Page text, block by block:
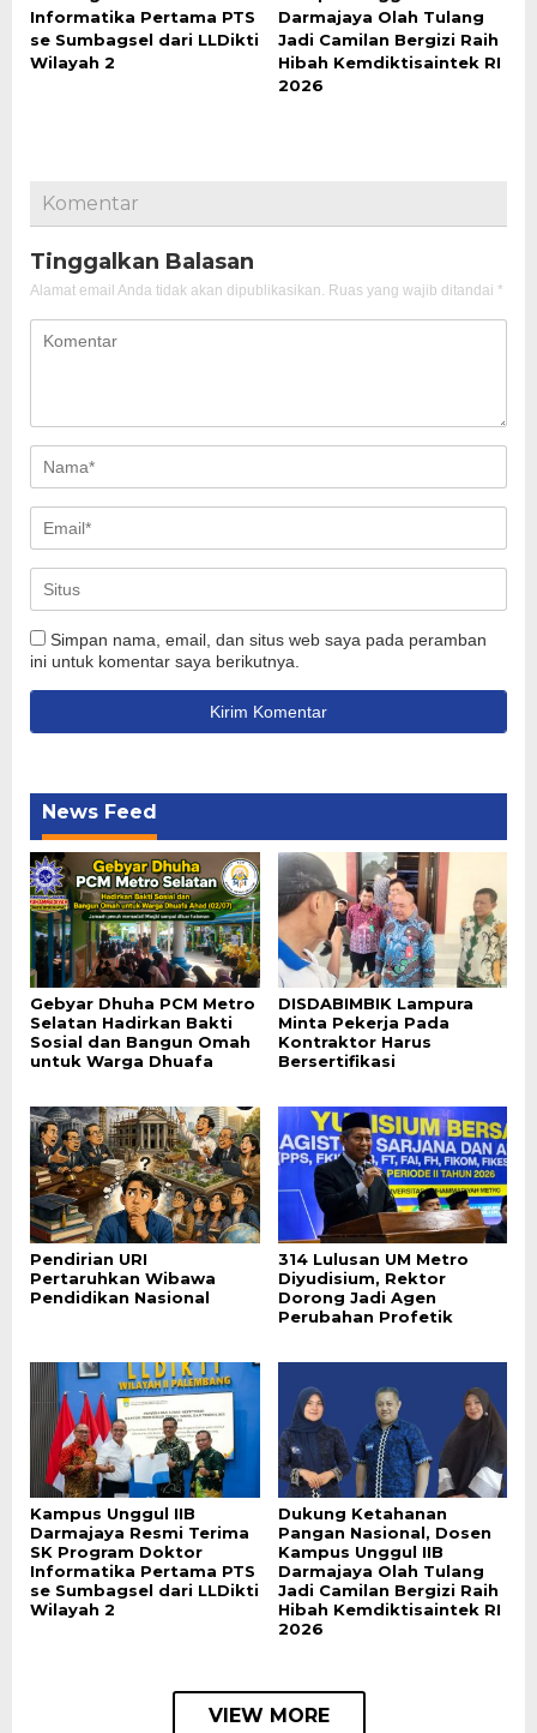
Informatika Pertama PTS
se Sumbagsel dari LLDikti
Wilayah 2
Darmajaya Olah Tulang
Jadi Camilan Bergizi Raih
Hibah Kemdiktisaintek RI
2026
Komentar
Tinggalkan Balasan
Alamat email Anda tidak akan dipublikasikan. Ruas yang wajib ditandai *
Simpan nama, email, dan situs web saya pada peramban
ini untuk komentar saya berikutnya.
News Feed
Gebyar Dhuha PCM Metro
Selatan Hadirkan Bakti
Sosial dan Bangun Omah
untuk Warga Dhuafa
DISDABIMBIK Lampura
Minta Pekerja Pada
Kontraktor Harus
Bersertifikasi
Pendirian URI
Pertaruhkan Wibawa
Pendidikan Nasional
314 Lulusan UM Metro
Diyudisium, Rektor
Dorong Jadi Agen
Perubahan Profetik
Kampus Unggul IIB
Darmajaya Resmi Terima
SK Program Doktor
Informatika Pertama PTS
se Sumbagsel dari LLDikti
Wilayah 2
Dukung Ketahanan
Pangan Nasional, Dosen
Kampus Unggul IIB
Darmajaya Olah Tulang
Jadi Camilan Bergizi Raih
Hibah Kemdiktisaintek RI
2026
VIEW MORE